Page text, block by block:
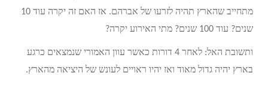
מתחייב שהארץ תהיה לזרעו של אברהם. אז האם זה יקרה עוד 10
שנים? עוד 100 שנים? מתי האירוע יקרה?
ותשובת האל: לאחר 4 דורות כאשר עוון האמורי שנמצאים כרגע
בארץ יהיה גדול מאוד ואז יהיו ראויים לעונש של היציאה מהארץ.